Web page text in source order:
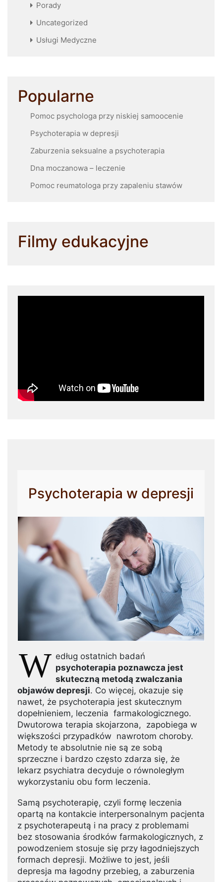
Porady
Uncategorized
Usługi Medyczne
Popularne
Pomoc psychologa przy niskiej samoocenie
Psychoterapia w depresji
Zaburzenia seksualne a psychoterapia
Dna moczanowa – leczenie
Pomoc reumatologa przy zapaleniu stawów
Filmy edukacyjne
Psychoterapia w depresji
W edług ostatnich badań
psychoterapia poznawcza jest
skuteczną metodą zwalczania
objawów depresji. Co więcej, okazuje się
nawet, że psychoterapia jest skutecznym
dopełnieniem, leczenia farmakologicznego.
Dwutorowa terapia skojarzona, zapobiega w
większości przypadków nawrotom choroby.
Metody te absolutnie nie są ze sobą
sprzeczne i bardzo często zdarza się, że
lekarz psychiatra decyduje o równoległym
wykorzystaniu obu form leczenia.
Samą psychoterapię, czyli formę leczenia
opartą na kontakcie interpersonalnym pacjenta
z psychoterapeutą i na pracy z problemami
bez stosowania środków farmakologicznych, z
powodzeniem stosuje się przy łagodniejszych
formach depresji. Możliwe to jest, jeśli
depresja ma łagodny przebieg, a zaburzenia